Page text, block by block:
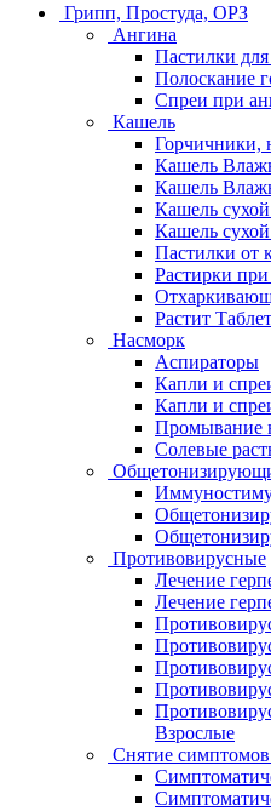
Грипп, Простуда, ОРЗ
Ангина
Пастилки для
Полоскание
Спреи при
Кашель
Горчичники,
Кашель
Кашель
Кашель
Кашель
Пастилки от
Растирки при
Растит
Насморк
Аспираторы
Капли и
Капли и
Промывание
Солевые
Противовирусные
Лечение
Лечение
Взрослые
Снятие